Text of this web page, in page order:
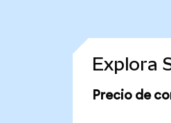
Explora
Precio de